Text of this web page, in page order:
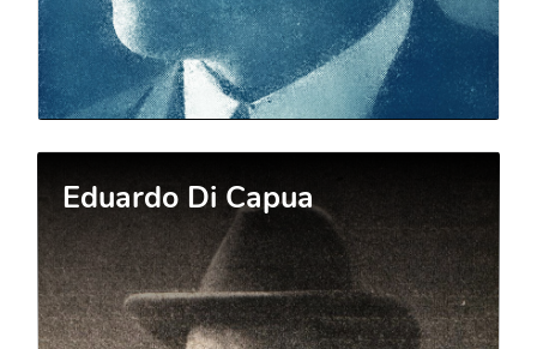
Eduardo Di Capua